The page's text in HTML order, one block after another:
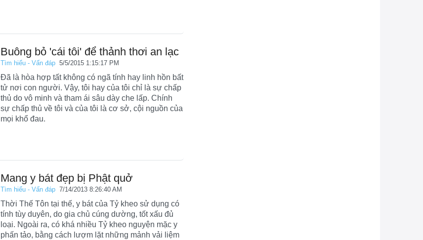
Buông bỏ 'cái tôi' để thảnh thơi an lạc
Tìm hiểu - Vấn đáp 5/5/2015 1:15:17 PM
Đã là hòa hợp tất không có ngã tính hay linh hồn bất
tử nơi con người. Vậy, tôi hay của tôi chỉ là sự chấp
thủ do vô minh và tham ái sâu dày che lấp. Chính
sự chấp thủ về tôi và của tôi là cơ sở, cội nguồn của
mọi khổ đau.
Mang y bát đẹp bị Phật quở
Tìm hiểu - Vấn đáp 7/14/2013 8:26:40 AM
Thời Thế Tôn tại thế, y bát của Tỷ kheo sử dụng có
tính tùy duyên, do gia chủ cúng dường, tốt xấu đủ
loại. Ngoài ra, có khá nhiều Tỷ kheo nguyện mặc y
phấn tảo, bằng cách lượm lặt những mảnh vải liệm